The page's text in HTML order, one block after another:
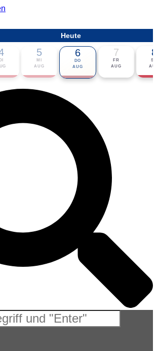
bestellen
Heute
DI
5
MI
AUG
6
DO
AUG
7
FR
AUG
8
SA